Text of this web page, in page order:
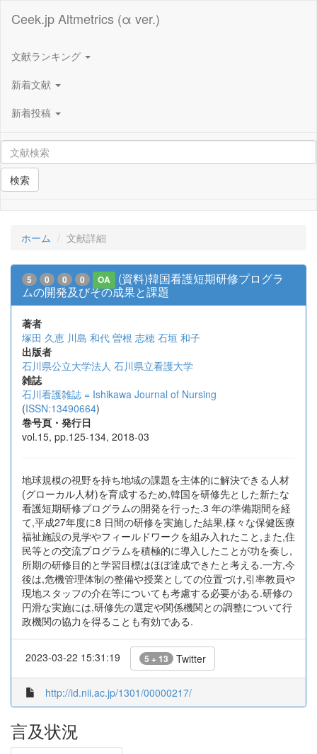
Ceek.jp Altmetrics (α ver.)
文献ランキング
新着文献
新着投稿
検索
ホーム 文献詳細
5 0 0 0 OA
(資料)韓国看護短期研修プログラ
ムの開発及びその成果と課題
著者
塚田 久恵 川島 和代 曽根 志穂 石垣 和子
出版者
石川県公立大学法人 石川県立看護大学
雑誌
石川看護雑誌 = Ishikawa Journal of Nursing
(ISSN:13490664)
巻号頁・発行日
vol.15, pp.125-134, 2018-03
地球規模の視野を持ち地域の課題を主体的に解決できる人材
(グローカル人材)を育成するため,韓国を研修先とした新たな
看護短期研修プログラムの開発を行った.3 年の準備期間を経
て,平成27年度に8 日間の研修を実施した結果,様々な保健医療
福祉施設の見学やフィールドワークを組み入れたこと,また,住
民等との交流プログラムを積極的に導入したことが功を奏し,
所期の研修目的と学習目標はほぼ達成できたと考える.一方,今
後は,危機管理体制の整備や授業としての位置づけ,引率教員や
現地スタッフの介在等についても考慮する必要がある.研修の
円滑な実施には,研修先の選定や関係機関との調整について行
政機関の協力を得ることも有効である.
2023-03-22 15:31:19 5 + 13 Twitter
http://id.nii.ac.jp/1301/00000217/
言及状況